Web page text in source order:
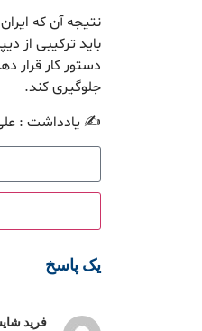
نتیجه آن که
باید ترکیبی از
دستور کار قرار
جلوگیری کند.
✍️ یادداشت : علی
یک پاسخ
فرید